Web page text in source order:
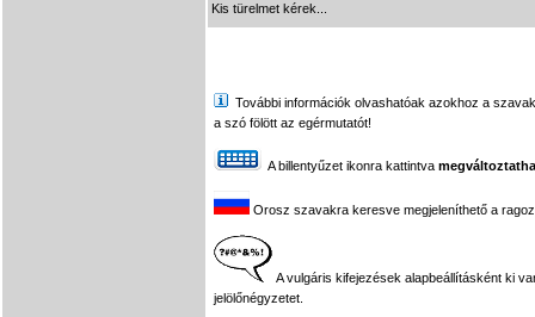
Kis türelmet kérek...
További információk olvashatóak azokhoz a
a szó fölött az egérmutatót!
A billentyűzet ikonra kattintva
Orosz szavakra keresve megjeleníthető a
A vulgáris kifejezések alapbeállításként ki
jelölőnégyzetet.